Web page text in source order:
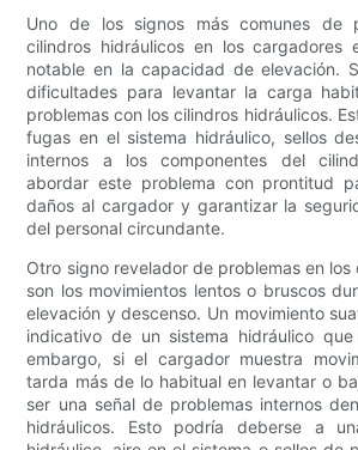
Uno de los signos más comunes de
cilindros hidráulicos en los cargadores
notable en la capacidad de elevación.
dificultades para levantar la carga
problemas con los cilindros hidráulicos.
fugas en el sistema hidráulico, sellos
internos a los componentes del
abordar este problema con prontitud
daños al cargador y garantizar la
del personal circundante.
Otro signo revelador de problemas en los
son los movimientos lentos o bruscos
elevación y descenso. Un movimiento
indicativo de un sistema hidráulico
embargo, si el cargador muestra
tarda más de lo habitual en levantar o
ser una señal de problemas internos
hidráulicos. Esto podría deberse a